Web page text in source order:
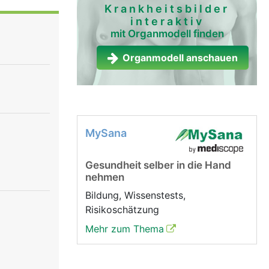
unter
Krankheitsbilder
interaktiv
mit Organmodell finden
Organmodell anschauen
MySana
Gesundheit selber in die Hand
nehmen
Bildung, Wissenstests,
Risikoschätzung
Mehr zum Thema